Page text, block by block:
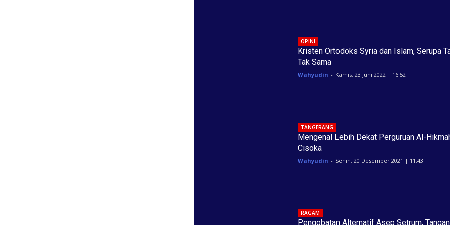
OPINI
Kristen Ortodoks Syria dan Islam, Serupa
Tak Sama
Wahyudin - Kamis, 23 Juni 2022 | 16:52
TANGERANG
Mengenal Lebih Dekat Perguruan Al-
Cisoka
Wahyudin - Senin, 20 Desember 2021 | 11:43
RAGAM
Pengobatan Alternatif Asep Setrum,